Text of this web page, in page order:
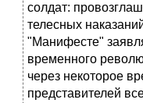
солдат:
телесных
"Манифесте"
временного
через некоторое
представителей